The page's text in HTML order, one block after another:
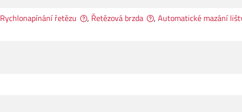
Rychlonapínání řetězu , Řetězová brzda , Automatické mazání